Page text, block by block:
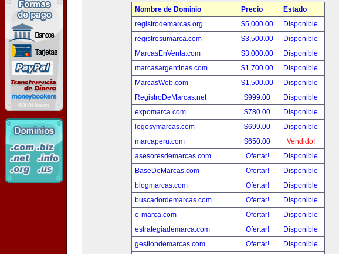
Nombre de Dominio Precio
Estado
registrodemarcas.org
$5,000.00
Disponible
registresumarca.com
$3,500.00
Disponible
MarcasEnVenta.com
$3,000.00
Disponible
marcasargentinas.com
$1,700.00
Disponible
MarcasWeb.com
$1,500.00
Disponible
RegistroDeMarcas.net
$999.00
Disponible
expomarca.com
$780.00
Disponible
logosymarcas.com
$699.00
Disponible
marcaperu.com
$650.00
Vendido!
asesoresdemarcas.com
Ofertar!
Disponible
BaseDeMarcas.com
Ofertar!
Disponible
blogmarcas.com
Ofertar!
Disponible
buscadordemarcas.com
Ofertar!
Disponible
e-marca.com
Ofertar!
Disponible
estrategiademarca.com
Ofertar!
Disponible
gestiondemarcas.com
Ofertar!
Disponible